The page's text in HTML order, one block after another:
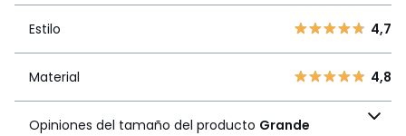
4,7
4,8
Opiniones del tamaño
del productoGrande
Estilo 4,7
Material 4,8
Opiniones del tamaño del producto Grande